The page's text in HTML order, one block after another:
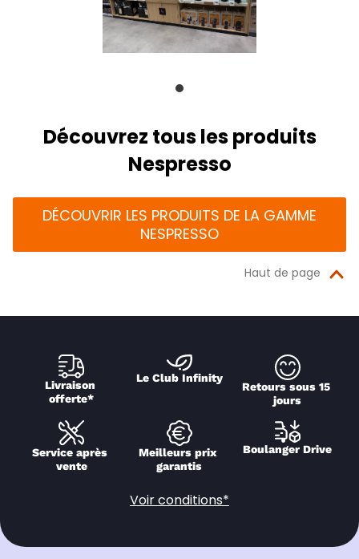
Découvrez tous les produits
Nespresso
DÉCOUVRIR LES PRODUITS DE LA GAMME
NESPRESSO
Haut de page
Livraison
offerte*
Le Club Infinity
Retours sous 15
jours
Service après
vente
Meilleurs prix
garantis
Boulanger Drive
Voir conditions*